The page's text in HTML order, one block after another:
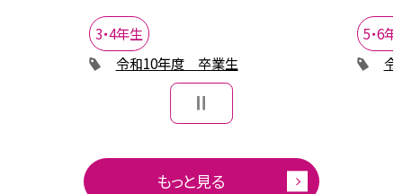
3・4年生
令和10年度 卒業生
5・6
令
もっと見る